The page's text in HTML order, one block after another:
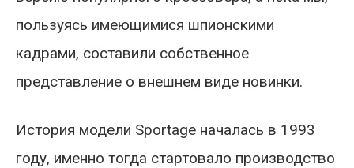
пользуясь имеющимися шпионскими
кадрами, составили собственное
представление о внешнем виде новинки.
Иcтория модели Sportage началась в 1993
году, именно тогда стартовало производство